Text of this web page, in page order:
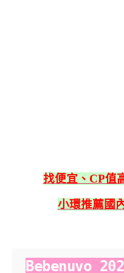
找便宜、CP值
小環推薦國
Bebenuvo